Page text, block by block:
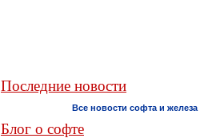
Последние новости
Все новости софта и железа
Блог о софте